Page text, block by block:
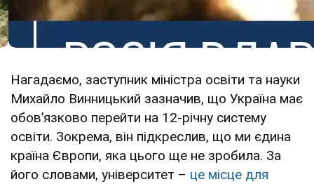
Нагадаємо, заступник міністра освіти та науки
Михайло Винницький зазначив, що Україна має
обовʼязково перейти на 12-річну систему
освіти. Зокрема, він підкреслив, що ми єдина
країна Європи, яка цього ще не зробила. За
його словами, університет – це місце для